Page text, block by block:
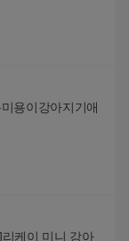
용이강아지기애
케이 미니 강아